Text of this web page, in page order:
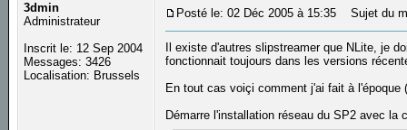
3dmin
Administrateur
Inscrit le: 12 Sep 2004
Messages: 3426
Localisation: Brussels
Posté le: 02 Déc 2005 à 15:35 Sujet du
Il existe d'autres slipstreamer que NLite, je
fonctionnait toujours dans les versions
En tout cas voiçi comment j'ai fait à
Démarre l'installation réseau du SP2 avec la